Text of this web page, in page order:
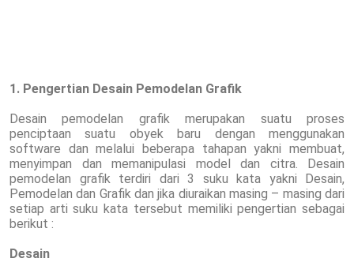
1. Pengertian Desain Pemodelan Grafik
Desain pemodelan grafik merupakan suatu proses
penciptaan suatu obyek baru dengan menggunakan
software dan melalui beberapa tahapan yakni membuat,
menyimpan dan memanipulasi model dan citra. Desain
pemodelan grafik terdiri dari 3 suku kata yakni Desain,
Pemodelan dan Grafik dan jika diuraikan masing – masing dari
setiap arti suku kata tersebut memiliki pengertian sebagai
berikut :
Desain